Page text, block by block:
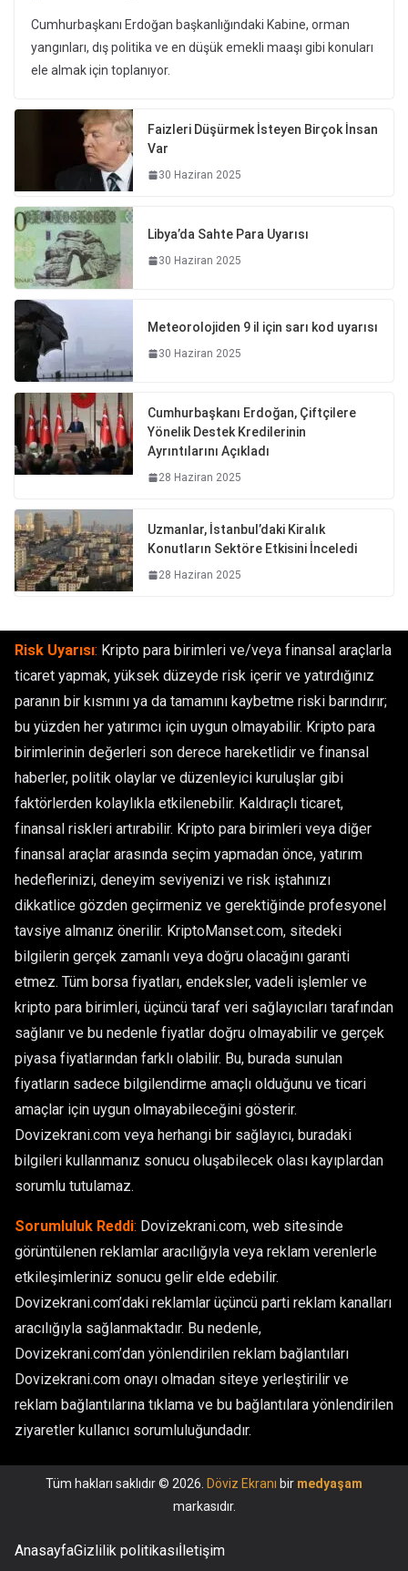
Cumhurbaşkanı Erdoğan başkanlığındaki Kabine, orman
yangınları, dış politika ve en düşük emekli maaşı gibi konuları
ele almak için toplanıyor.
Faizleri Düşürmek İsteyen Birçok İnsan
Var
30 Haziran 2025
Libya’da Sahte Para Uyarısı
30 Haziran 2025
Meteorolojiden 9 il için sarı kod uyarısı
30 Haziran 2025
Cumhurbaşkanı Erdoğan, Çiftçilere
Yönelik Destek Kredilerinin
Ayrıntılarını Açıkladı
28 Haziran 2025
Uzmanlar, İstanbul’daki Kiralık
Konutların Sektöre Etkisini İnceledi
28 Haziran 2025
Risk Uyarısı: Kripto para birimleri ve/veya finansal araçlarla
ticaret yapmak, yüksek düzeyde risk içerir ve yatırdığınız
paranın bir kısmını ya da tamamını kaybetme riski barındırır;
bu yüzden her yatırımcı için uygun olmayabilir. Kripto para
birimlerinin değerleri son derece hareketlidir ve finansal
haberler, politik olaylar ve düzenleyici kuruluşlar gibi
faktörlerden kolaylıkla etkilenebilir. Kaldıraçlı ticaret,
finansal riskleri artırabilir. Kripto para birimleri veya diğer
finansal araçlar arasında seçim yapmadan önce, yatırım
hedeflerinizi, deneyim seviyenizi ve risk iştahınızı
dikkatlice gözden geçirmeniz ve gerektiğinde profesyonel
tavsiye almanız önerilir. KriptoManset.com, sitedeki
bilgilerin gerçek zamanlı veya doğru olacağını garanti
etmez. Tüm borsa fiyatları, endeksler, vadeli işlemler ve
kripto para birimleri, üçüncü taraf veri sağlayıcıları tarafından
sağlanır ve bu nedenle fiyatlar doğru olmayabilir ve gerçek
piyasa fiyatlarından farklı olabilir. Bu, burada sunulan
fiyatların sadece bilgilendirme amaçlı olduğunu ve ticari
amaçlar için uygun olmayabileceğini gösterir.
Dovizekrani.com veya herhangi bir sağlayıcı, buradaki
bilgileri kullanmanız sonucu oluşabilecek olası kayıplardan
sorumlu tutulamaz.
Sorumluluk Reddi: Dovizekrani.com, web sitesinde
görüntülenen reklamlar aracılığıyla veya reklam verenlerle
etkileşimleriniz sonucu gelir elde edebilir.
Dovizekrani.com’daki reklamlar üçüncü parti reklam kanalları
aracılığıyla sağlanmaktadır. Bu nedenle,
Dovizekrani.com’dan yönlendirilen reklam bağlantıları
Dovizekrani.com onayı olmadan siteye yerleştirilir ve
reklam bağlantılarına tıklama ve bu bağlantılara yönlendirilen
ziyaretler kullanıcı sorumluluğundadır.
Tüm hakları saklıdır © 2026. Döviz Ekranı bir medyaşam
markasıdır.
AnasayfaGizlilik politikasıİletişim